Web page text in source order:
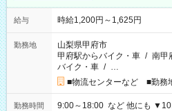
給与 時給1,200円～1,625円
勤務地
山梨県甲府市
甲府駅からバイク・車 / 南甲
バイク・車 / …
■物流センターなど ■勤務
勤務時間
9:00～18:00 など 他にも ▼10:00～19:00 ▼18:00～21:00 など